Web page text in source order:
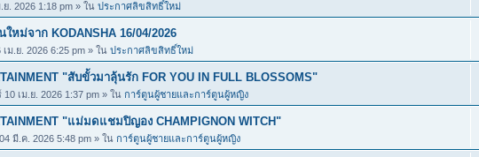
.ย. 2026 1:18 pm » ใน ประกาศลิขสิทธิ์ใหม่
หม่จาก KODANSHA 16/04/2026
ม.ย. 2026 6:25 pm » ใน ประกาศลิขสิทธิ์ใหม่
"สับขั้วมาลุ้นรัก FOR YOU IN FULL BLOSSOMS"
10 เม.ย. 2026 1:37 pm » ใน การ์ตูนผู้ชายและการ์ตูนผู้หญิง
"แม่มดแชมปิญอง CHAMPIGNON WITCH"
มี.ค. 2026 5:48 pm » ใน การ์ตูนผู้ชายและการ์ตูนผู้หญิง